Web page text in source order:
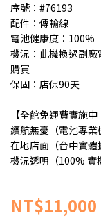
序號：#76193
配件：傳輸線
電池健康度：100%
機況：此機換過副
購買
保固：店保90天
【全館免運費實施中
續航無憂（電池專業
在地店面（台中實體
機況透明（100% 實
NT$11,000